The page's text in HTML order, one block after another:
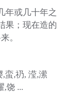
年或几十年之
果；现在造的
。
,蛮,礽, 滢,潆
,饶 ...